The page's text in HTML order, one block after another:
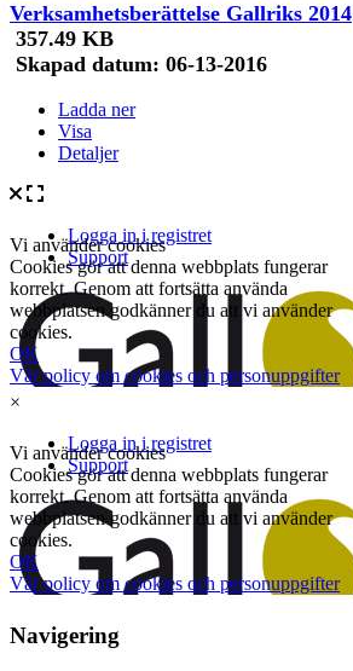
Verksamhetsberättelse Gallriks 2014
357.49 KB
Skapad datum: 06-13-2016
Ladda ner
Visa
Detaljer
×
Navigering